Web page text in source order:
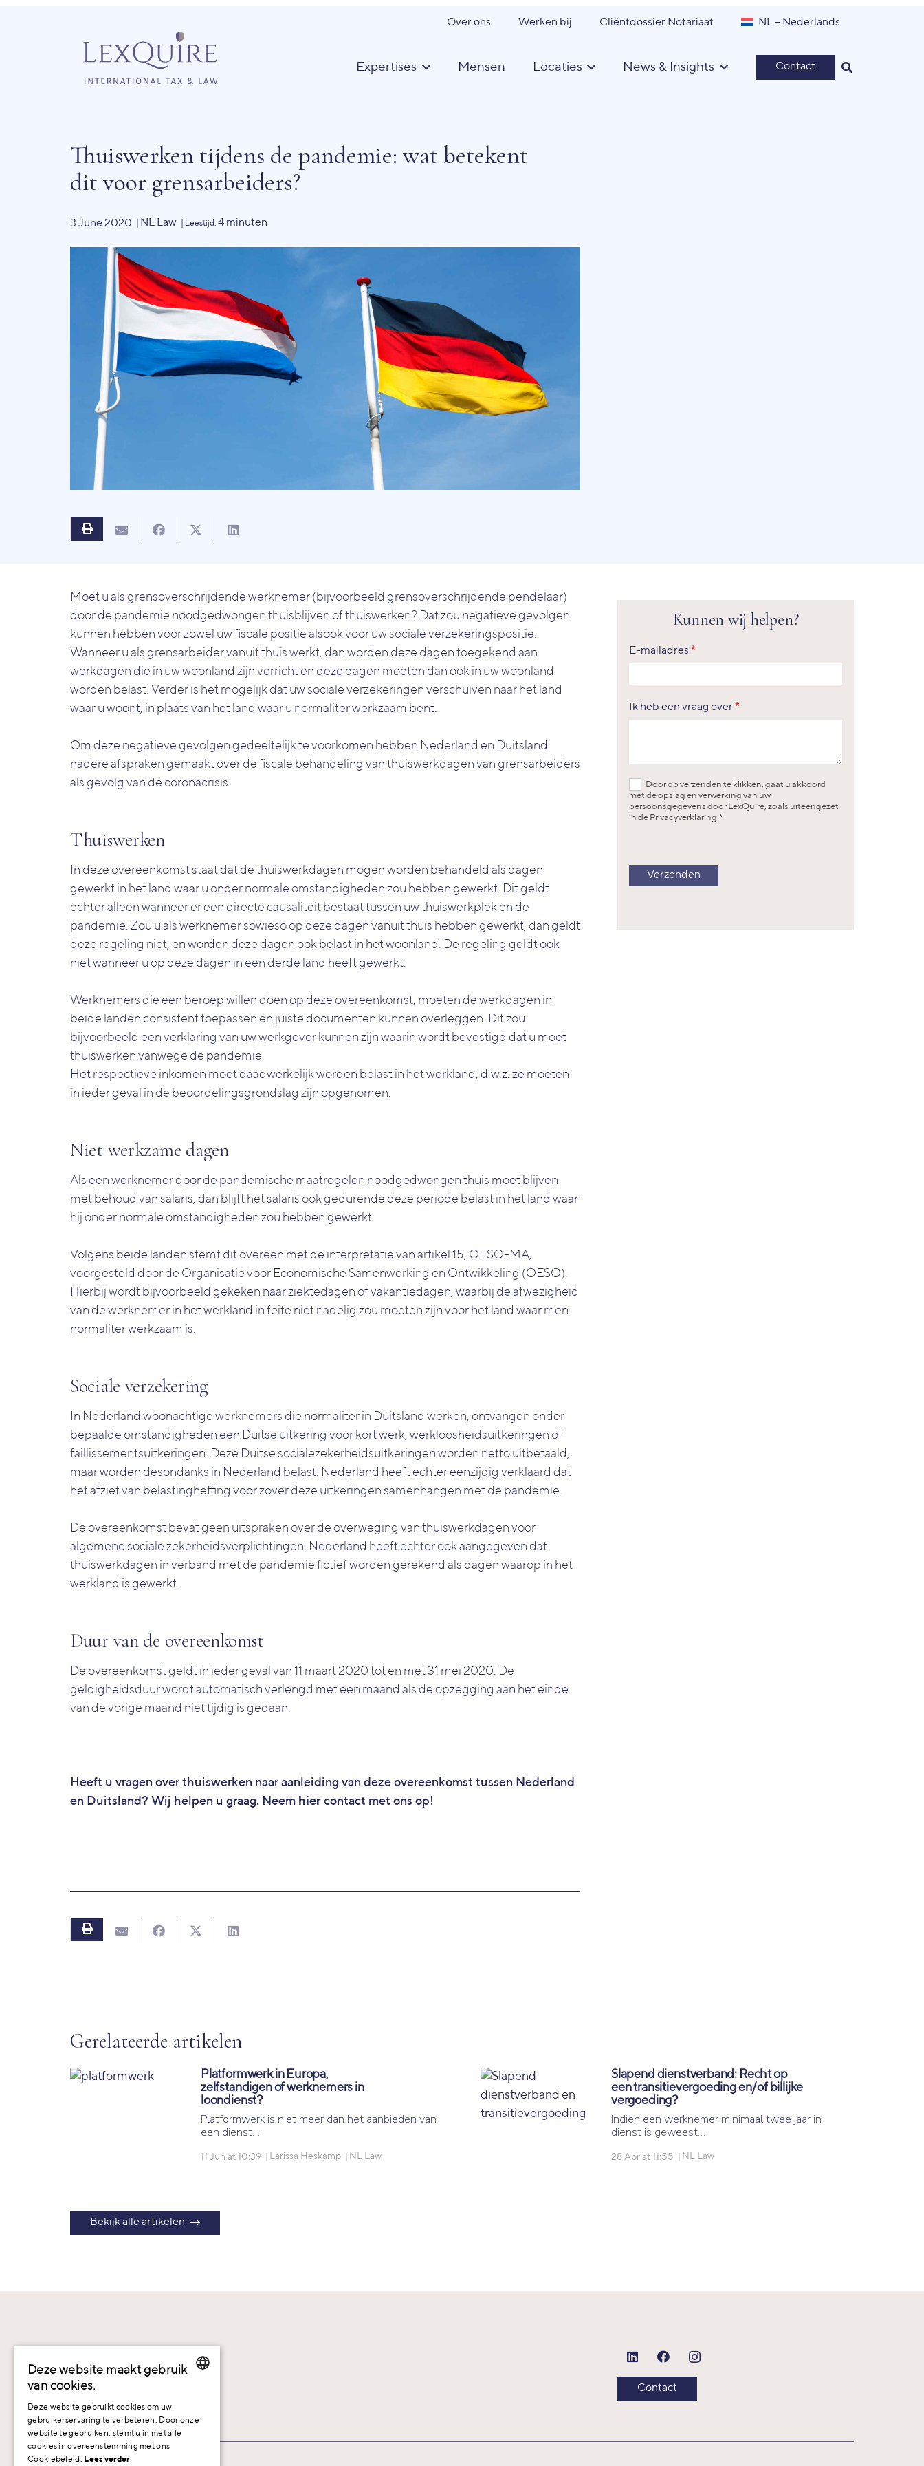
Over ons Werken bij Cliëntdossier Notariaat NL – Nederlands
Expertises Mensen Locaties News & Insights Contact
Thuiswerken tijdens de pandemie: wat betekent
dit voor grensarbeiders?
3 June 2020 NL Law | Leestijd: 4 minuten
Moet u als grensoverschrijdende werknemer (bijvoorbeeld grensoverschrijdende pendelaar)
door de pandemie noodgedwongen thuisblijven of thuiswerken? Dat zou negatieve gevolgen
kunnen hebben voor zowel uw fiscale positie alsook voor uw sociale verzekeringspositie.
Wanneer u als grensarbeider vanuit thuis werkt, dan worden deze dagen toegekend aan
werkdagen die in uw woonland zijn verricht en deze dagen moeten dan ook in uw woonland
worden belast. Verder is het mogelijk dat uw sociale verzekeringen verschuiven naar het land
waar u woont, in plaats van het land waar u normaliter werkzaam bent.
Om deze negatieve gevolgen gedeeltelijk te voorkomen hebben Nederland en Duitsland
nadere afspraken gemaakt over de fiscale behandeling van thuiswerkdagen van grensarbeiders
als gevolg van de coronacrisis.
Thuiswerken
In deze overeenkomst staat dat de thuiswerkdagen mogen worden behandeld als dagen
gewerkt in het land waar u onder normale omstandigheden zou hebben gewerkt. Dit geldt
echter alleen wanneer er een directe causaliteit bestaat tussen uw thuiswerkplek en de
pandemie. Zou u als werknemer sowieso op deze dagen vanuit thuis hebben gewerkt, dan geldt
deze regeling niet, en worden deze dagen ook belast in het woonland. De regeling geldt ook
niet wanneer u op deze dagen in een derde land heeft gewerkt.
Werknemers die een beroep willen doen op deze overeenkomst, moeten de werkdagen in
beide landen consistent toepassen en juiste documenten kunnen overleggen. Dit zou
bijvoorbeeld een verklaring van uw werkgever kunnen zijn waarin wordt bevestigd dat u moet
thuiswerken vanwege de pandemie.
Het respectieve inkomen moet daadwerkelijk worden belast in het werkland, d.w.z. ze moeten
in ieder geval in de beoordelingsgrondslag zijn opgenomen.
Niet werkzame dagen
Als een werknemer door de pandemische maatregelen noodgedwongen thuis moet blijven
met behoud van salaris, dan blijft het salaris ook gedurende deze periode belast in het land waar
hij onder normale omstandigheden zou hebben gewerkt
Volgens beide landen stemt dit overeen met de interpretatie van artikel 15, OESO-MA,
voorgesteld door de Organisatie voor Economische Samenwerking en Ontwikkeling (OESO).
Hierbij wordt bijvoorbeeld gekeken naar ziektedagen of vakantiedagen, waarbij de afwezigheid
van de werknemer in het werkland in feite niet nadelig zou moeten zijn voor het land waar men
normaliter werkzaam is.
Sociale verzekering
In Nederland woonachtige werknemers die normaliter in Duitsland werken, ontvangen onder
bepaalde omstandigheden een Duitse uitkering voor kort werk, werkloosheidsuitkeringen of
faillissementsuitkeringen. Deze Duitse socialezekerheidsuitkeringen worden netto uitbetaald,
maar worden desondanks in Nederland belast. Nederland heeft echter eenzijdig verklaard dat
het afziet van belastingheffing voor zover deze uitkeringen samenhangen met de pandemie.
De overeenkomst bevat geen uitspraken over de overweging van thuiswerkdagen voor
algemene sociale zekerheidsverplichtingen. Nederland heeft echter ook aangegeven dat
thuiswerkdagen in verband met de pandemie fictief worden gerekend als dagen waarop in het
werkland is gewerkt.
Duur van de overeenkomst
De overeenkomst geldt in ieder geval van 11 maart 2020 tot en met 31 mei 2020. De
geldigheidsduur wordt automatisch verlengd met een maand als de opzegging aan het einde
van de vorige maand niet tijdig is gedaan.
Heeft u vragen over thuiswerken naar aanleiding van deze overeenkomst tussen Nederland
en Duitsland? Wij helpen u graag. Neem hier contact met ons op!
Form
Kunnen wij helpen?
E-mailadres*
Ik heb een vraag over*
Door op verzenden te klikken, gaat u akkoord
met de opslag en verwerking van uw
persoonsgegevens door LexQuire, zoals uiteengezet
in de Privacyverklaring.*
Verzenden
Platformwerk in Europa,
zelfstandigen of werknemers in
loondienst?
Platformwerk is niet meer dan het aanbieden van
een dienst…
11 Jun at 10:39 Larissa Heskamp NL Law
Slapend dienstverband: Recht op
een transitievergoeding en/of billijke
vergoeding?
Indien een werknemer minimaal twee jaar in
dienst is geweest…
28 Apr at 11:55 NL Law
Bekijk alle artikelen
Contact
ENGLISH
Deze website maakt gebruik
van cookies.
Deze website gebruikt cookies om uw
gebruikerservaring te verbeteren. Door onze
website te gebruiken, stemt u in met alle
cookies in overeenstemming met ons
Cookiebeleid. Lees verder